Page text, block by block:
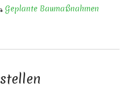
Geplante Baumaßnahmen